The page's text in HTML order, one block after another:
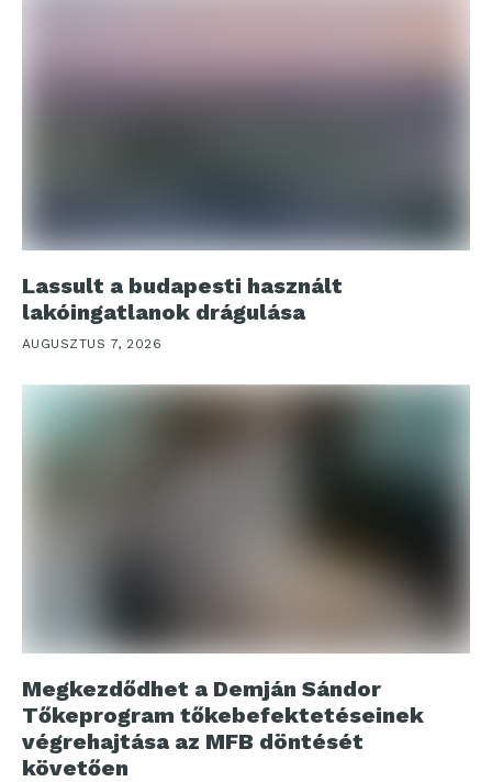
Lassult a budapesti használt
lakóingatlanok drágulása
AUGUSZTUS 7, 2026
Megkezdődhet a Demján Sándor
Tőkeprogram tőkebefektetéseinek
végrehajtása az MFB döntését
követően